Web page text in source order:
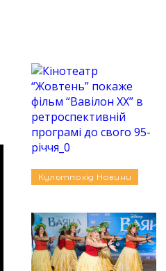
Культпохід Новини